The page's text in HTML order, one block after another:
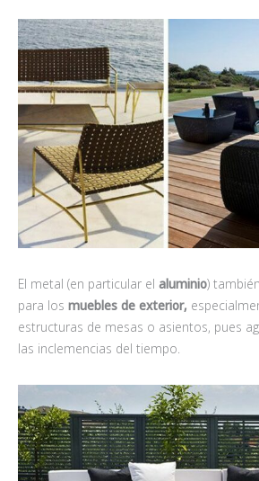
El metal (en particular el aluminio)
para los muebles de exterior,
estructuras de mesas o asientos, pues
las inclemencias del tiempo.